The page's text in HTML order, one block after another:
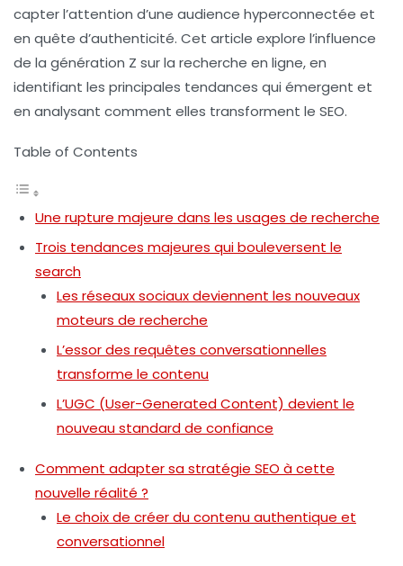
capter l’attention d’une audience hyperconnectée et
en quête d’authenticité. Cet article explore l’influence
de la génération Z sur la recherche en ligne, en
identifiant les principales tendances qui émergent et
en analysant comment elles transforment le SEO.
Table of Contents
Une rupture majeure dans les usages de recherche
Trois tendances majeures qui bouleversent le
search
Les réseaux sociaux deviennent les nouveaux
moteurs de recherche
L’essor des requêtes conversationnelles
transforme le contenu
L’UGC (User-Generated Content) devient le
nouveau standard de confiance
Comment adapter sa stratégie SEO à cette
nouvelle réalité ?
Le choix de créer du contenu authentique et
conversationnel